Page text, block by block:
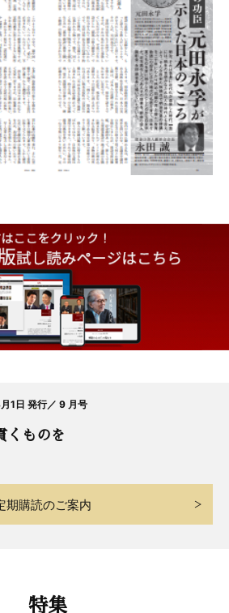
1日 発行／ 9 月号
くものを
期購読のご案内
特集